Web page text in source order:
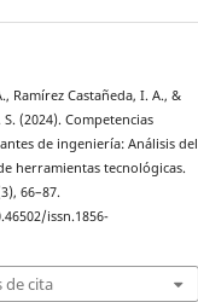
Ramírez Castañeda, I. A., &
(2024). Competencias
de ingeniería: Análisis del
herramientas tecnológicas.
66–87.
issn.1856-
de cita